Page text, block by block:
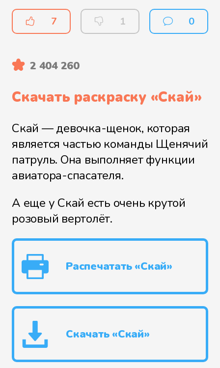
7 1 0
2 404 260
Скачать раскраску «Скай»
Скай — девочка-щенок, которая
является частью команды Щенячий
патруль. Она выполняет функции
авиатора-спасателя.
А еще у Скай есть очень крутой
розовый вертолёт.
Распечатать «Скай»
Скачать «Скай»